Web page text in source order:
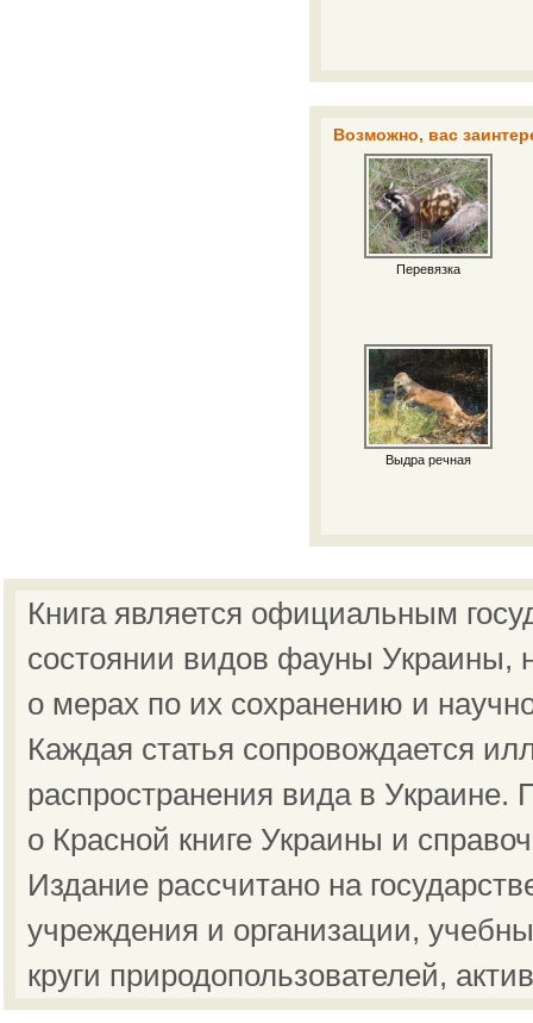
Возможно, вас
Перевязка
Выдра речная
Книга является официальным
состоянии видов фауны Украины,
о мерах по их сохранению и
Каждая статья сопровождается
распространения вида в
о Красной книге Украины и
Издание рассчитано на
учреждения и организации,
круги природопользователей,